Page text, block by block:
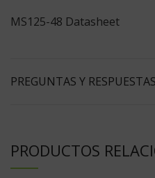
MS125-48 Datasheet
PREGUNTAS Y RESPUESTAS
PRODUCTOS